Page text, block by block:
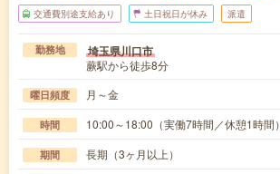
交通費別途支給あり 土日祝日が休み 派遣
勤務地 埼玉県川口市
蕨駅から徒歩8分
曜日頻度 月～金
時間 10:00～18:00（実働7時間／休憩1時間）
期間 長期（3ヶ月以上）